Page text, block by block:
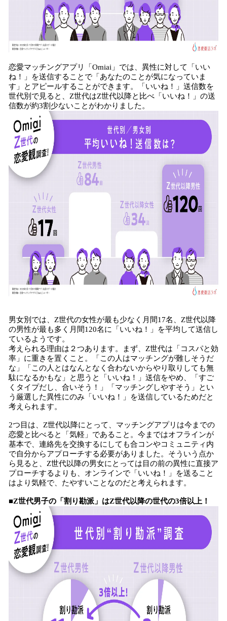
恋愛マッチングアプリ「Omiai」では、異性に対して「いい
ね！」を送信することで「あなたのことが気になっていま
す」とアピールすることができます。「いいね！」送信数を
世代別で見ると、Z世代はZ世代以降と比べ「いいね！」の送
信数が約3割少ないことがわかりました。
男女別では、Z世代の女性が最も少なく月間17名、Z世代以降
の男性が最も多く月間120名に「いいね！」を平均して送信し
ているようです。
考えられる理由は２つあります。まず、Z世代は「コスパと効
率」に重きを置くこと。「この人はマッチングが難しそうだ
な」「この人とはなんとなく合わないからやり取りしても無
駄になるかもな」と思うと「いいね！」送信をやめ、「すご
くタイプだし、合いそう！」「マッチングしやすそう」とい
う厳選した異性にのみ「いいね！」を送信しているためだと
考えられます。
2つ目は、Z世代以降にとって、マッチングアプリは今までの
恋愛と比べると「気軽」であること。今まではオフラインが
基本で、連絡先を交換するにしても合コンやコミュニティ内
で自分からアプローチする必要がありました。そういう点か
ら見ると、Z世代以降の男女にとっては目の前の異性に直接ア
プローチするよりも、オンラインで「いいね！」を送ること
はより気軽で、たやすいことなのだと考えられます。
■Z世代男子の「割り勘派」はZ世代以降の世代の3倍以上！